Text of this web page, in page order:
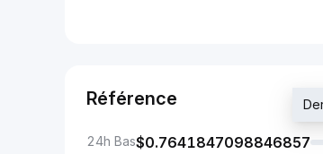
Référence
24h Bas$0.7641847098846857